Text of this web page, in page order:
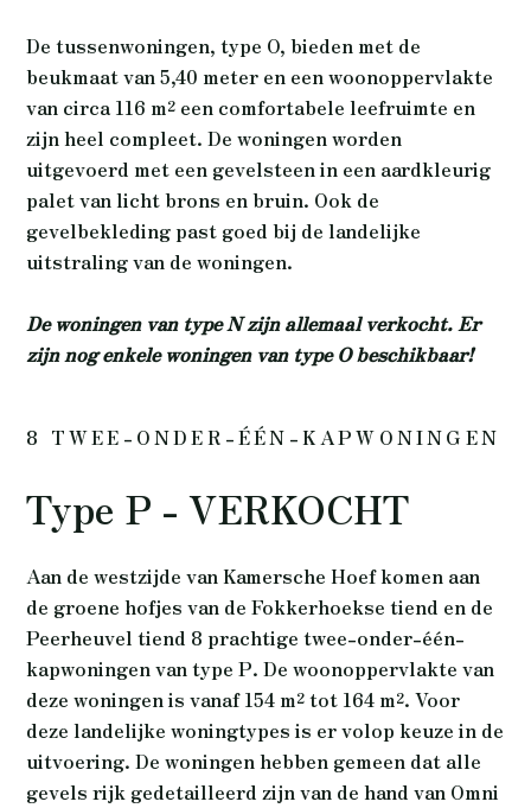
De tussenwoningen, type O, bieden met de
beukmaat van 5,40 meter en een woonoppervlakte
van circa 116 m² een comfortabele leefruimte en
zijn heel compleet. De woningen worden
uitgevoerd met een gevelsteen in een aardkleurig
palet van licht brons en bruin. Ook de
gevelbekleding past goed bij de landelijke
uitstraling van de woningen.
De woningen van type N zijn allemaal verkocht. Er
zijn nog enkele woningen van type O beschikbaar!
8 TWEE-ONDER-ÉÉN-KAPWONINGEN
Type P - VERKOCHT
Aan de westzijde van Kamersche Hoef komen aan
de groene hofjes van de Fokkerhoekse tiend en de
Peerheuvel tiend 8 prachtige twee-onder-één-
kapwoningen van type P. De woonoppervlakte van
deze woningen is vanaf 154 m² tot 164 m². Voor
deze landelijke woningtypes is er volop keuze in de
uitvoering. De woningen hebben gemeen dat alle
gevels rijk gedetailleerd zijn van de hand van Omni